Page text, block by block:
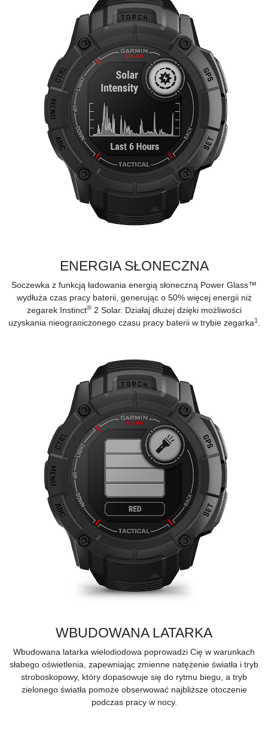
ENERGIA SŁONECZNA
Soczewka z funkcją ładowania energią słoneczną Power Glass™
wydłuża czas pracy baterii, generując o 50% więcej energii niż
zegarek Instinct® 2 Solar. Działaj dłużej dzięki możliwości
uzyskania nieograniczonego czasu pracy baterii w trybie zegarka1.
WBUDOWANA LATARKA
Wbudowana latarka wielodiodowa poprowadzi Cię w warunkach
słabego oświetlenia, zapewniając zmienne natężenie światła i tryb
stroboskopowy, który dopasowuje się do rytmu biegu, a tryb
zielonego światła pomoże obserwować najbliższe otoczenie
podczas pracy w nocy.